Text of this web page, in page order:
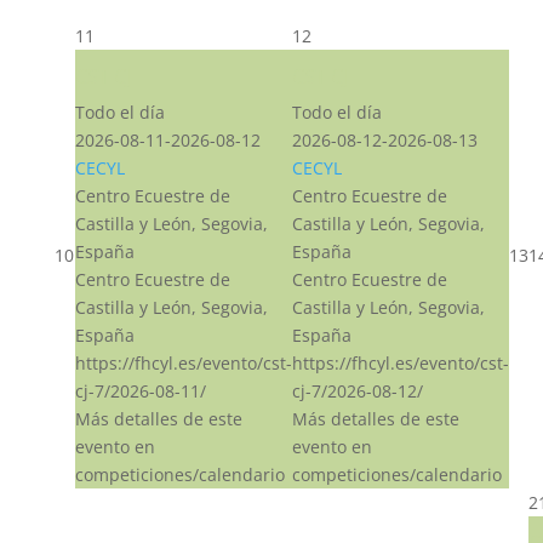
10
11
Todo el día
2026-08-11-2026-08-12
CECYL
Centro Ecuestre de
Castilla y León, Segovia,
España
Centro Ecuestre de
Castilla y León, Segovia,
España
https://fhcyl.es/evento/cst-
cj-7/2026-08-11/
Más detalles de este
evento en
competiciones/calendario
12
Todo el día
2026-08-12-2026-08-13
CECYL
Centro Ecuestre de
Castilla y León, Segovia,
España
Centro Ecuestre de
Castilla y León, Segovia,
España
https://fhcyl.es/evento/cst-
cj-7/2026-08-12/
Más detalles de este
evento en
competiciones/calendario
13